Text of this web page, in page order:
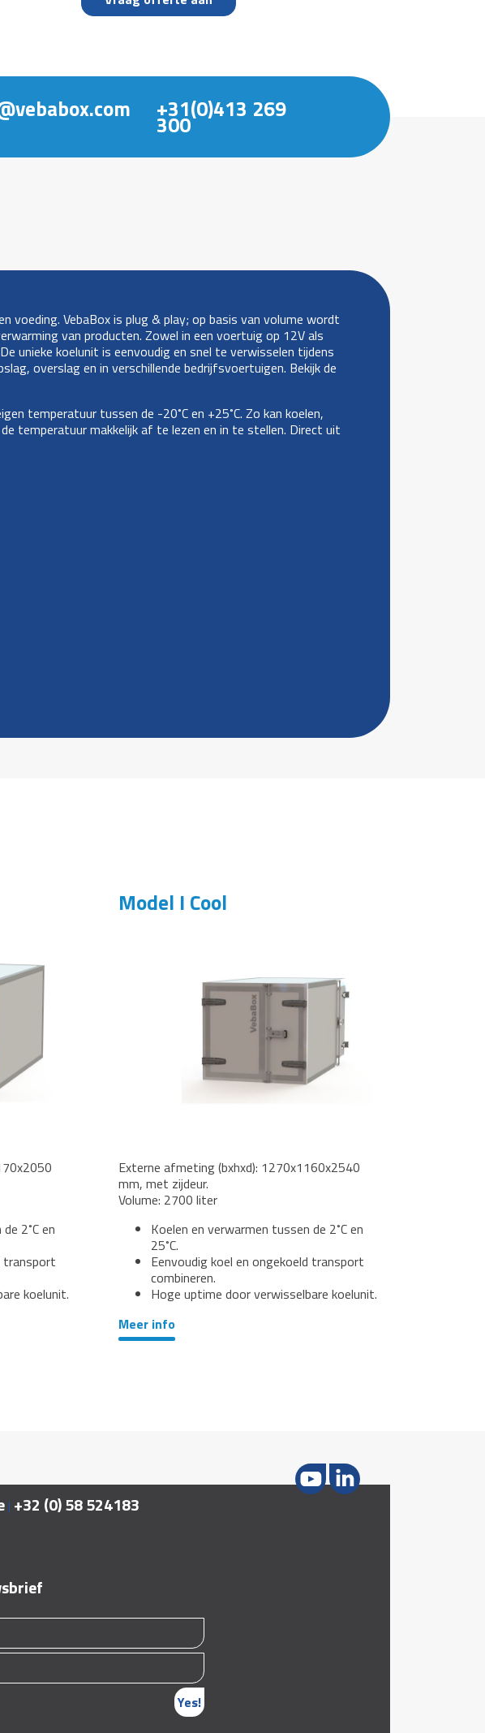
+31(0)413 269
300
voeding. VebaBox is plug & play; op basis van volume wordt
van producten. Zowel in een voertuig op 12V als
unieke koelunit is eenvoudig en snel te verwisselen tijdens
overslag en in verschillende bedrijfsvoertuigen. Bekijk de
temperatuur tussen de -20˚C en +25˚C. Zo kan koelen,
temperatuur makkelijk af te lezen en in te stellen. Direct uit
2˚C en
transport
koelunit.
Model I Cool
Externe afmeting (bxhxd): 1270x1160x2540
mm, met zijdeur.
Volume: 2700 liter
Koelen en verwarmen tussen de 2˚C en
25˚C.
Eenvoudig koel en ongekoeld transport
combineren.
Hoge uptime door verwisselbare koelunit.
Meer info
| +32 (0) 58 524183
Yes!